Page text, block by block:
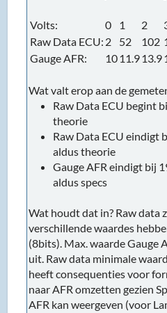
Volts: 0 1 2
Raw Data ECU: 2 52 102
Gauge AFR:
1011.913.9
Wat valt erop aan de
Raw Data ECU begint
theorie
Raw Data ECU eindigt
aldus theorie
Gauge AFR eindigt bij
aldus specs
Wat houdt dat in? Raw data
verschillende waardes
(8bits). Max. waarde Gauge
uit. Raw data minimale
heeft consequenties voor
naar AFR omzetten gezien
AFR kan weergeven (voor